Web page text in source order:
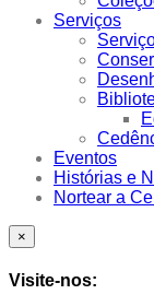
Serviços
Eventos
Histórias e
Nortear a
×
Visite-nos: